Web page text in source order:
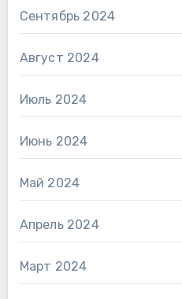
Сентябрь 2024
Август 2024
Июль 2024
Июнь 2024
Май 2024
Апрель 2024
Март 2024